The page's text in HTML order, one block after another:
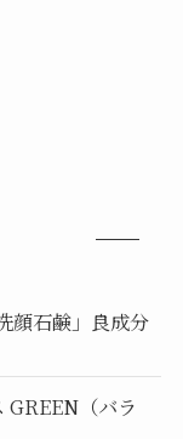
顔石鹸」良成分
GREEN（バラ